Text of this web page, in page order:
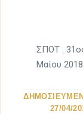
ΣΠΟΤ :
Μαίου 2018
27/04/